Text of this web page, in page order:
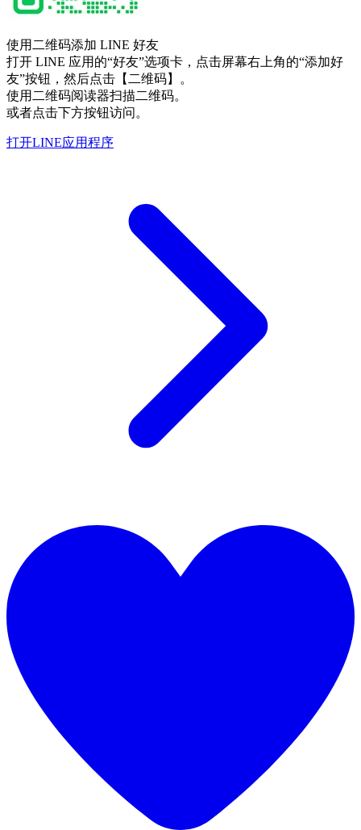
使用二维码添加 LINE 好友
打开 LINE 应用的“好友”选项卡，点击屏幕右上角的“添加好
友”按钮，然后点击【二维码】。
使用二维码阅读器扫描二维码。
或者点击下方按钮访问。
打开LINE应用程序